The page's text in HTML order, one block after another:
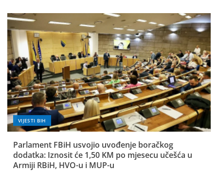
VIJESTI BIH
Parlament FBiH usvojio uvođenje boračkog
dodatka: Iznosit će 1,50 KM po mjesecu učešća u
Armiji RBiH, HVO-u i MUP-u